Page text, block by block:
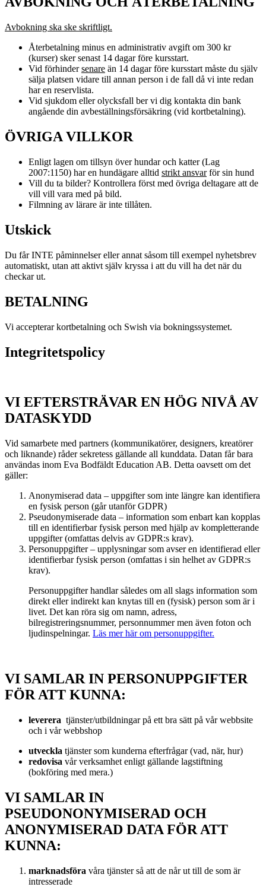
Avbokning ska ske skriftligt.
Återbetalning minus en administrativ avgift om 300 kr
(kurser) sker senast 14 dagar före kursstart.
Vid förhindersenare än 14 dagar före kursstart måste du själv
sälja platsen vidare till annan person i de fall då vi inte redan
har en reservlista.
Vid sjukdom eller olycksfall ber vi dig kontakta din bank
angående din avbeställningsförsäkring (vid kortbetalning).
ÖVRIGA VILLKOR
Enligt lagen om tillsyn över hundar och katter (Lag
2007:1150) har en hundägare alltid strikt ansvarför sin hund
Vill du ta bilder? Kontrollera först med övriga deltagare att de
vill vill vara med på bild.
Filmning av lärare är inte tillåten.
Utskick
Du får INTE påminnelser eller annat såsom till exempel nyhetsbrev
automatiskt, utan att aktivt själv kryssa i att du vill ha det när du
checkar ut.
BETALNING
Vi accepterar kortbetalning och Swish via bokningssystemet.
Integritetspolicy
VI EFTERSTRÄVAR EN HÖG NIVÅ AV
DATASKYDD
Vid samarbete med partners (kommunikatörer, designers, kreatörer
och liknande) råder sekretess gällande all kunddata. Datan får bara
användas inom Eva Bodfäldt Education AB. Detta oavsett om det
gäller:
Anonymiserad data – uppgifter som inte längre kan identifiera
en fysisk person (går utanför GDPR)
Pseudonymiserade data – information som enbart kan kopplas
till en identifierbar fysisk person med hjälp av kompletterande
uppgifter (omfattas delvis av GDPR:s krav).
Personuppgifter – upplysningar som avser en identifierad eller
identifierbar fysisk person (omfattas i sin helhet av GDPR:s
krav).
Personuppgifter handlar således om all slags information som
direkt eller indirekt kan knytas till en (fysisk) person som är i
livet. Det kan röra sig om namn, adress,
bilregistreringsnummer, personnummer men även foton och
ljudinspelningar. Läs mer här om personuppgifter.
VI SAMLAR IN PERSONUPPGIFTER
FÖR ATT KUNNA:
leverera tjänster/utbildningar på ett bra sätt på vår webbsite
och i vår webbshop
utveckla tjänster som kunderna efterfrågar (vad, när, hur)
redovisa vår verksamhet enligt gällande lagstiftning
(bokföring med mera.)
VI SAMLAR IN
PSEUDONONYMISERAD OCH
ANONYMISERAD DATA FÖR ATT
KUNNA:
marknadsföra våra tjänster så att de når ut till de som är
intresserade